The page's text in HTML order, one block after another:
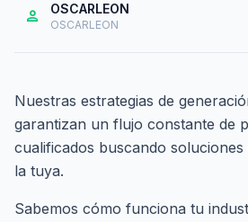
person OSCARLEON
OSCARLEON
Nuestras estrategias de
garantizan un flujo constante de
cualificados buscando
la tuya.
Sabemos cómo funciona tu